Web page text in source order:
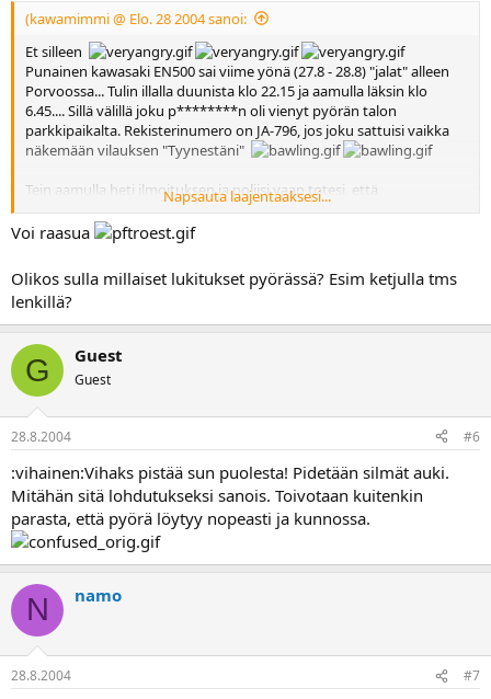
(kawamimmi @ Elo. 28 2004 sanoi:
Et silleen
Punainen kawasaki EN500 sai viime yönä (27.8 - 28.8) "jalat" alleen
Porvoossa... Tulin illalla duunista klo 22.15 ja aamulla läksin klo
6.45.... Sillä välillä joku p********n oli vienyt pyörän talon
parkkipaikalta. Rekisterinumero on JA-796, jos joku sattuisi vaikka
näkemään vilauksen "Tyynestäni"
Tein aamulla heti ilmoituksen ja poliisi vaan totesi, että
harvinaista....Moottoripyöriä on kuulemma varastettu Porvoossa
vähän..... Olisi edes "p********n" vienyt jonkun muun kuin minun
AINOAN kulkuvälineeni.
Napsauta laajentaaksesi...
Voi raasua
Olikos sulla millaiset lukitukset pyörässä? Esim ketjulla tms
lenkillä?
G Guest
Guest
28.8.2004 #6
:vihainen:Vihaks pistää sun puolesta! Pidetään silmät auki.
Mitähän sitä lohdutukseksi sanois. Toivotaan kuitenkin
parasta, että pyörä löytyy nopeasti ja kunnossa.
N namo
28.8.2004 #7